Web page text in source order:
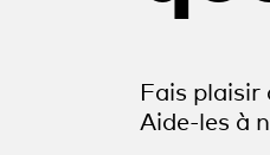
Fais plaisir
Aide-les à